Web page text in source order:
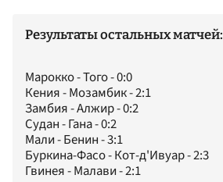
Результаты остальных матчей:
Марокко - Того - 0:0
Кения - Мозамбик - 2:1
Замбия - Алжир - 0:2
Судан - Гана - 0:2
Мали - Бенин - 3:1
Буркина-Фасо - Кот-д'Ивуар - 2:3
Гвинея - Малави - 2:1